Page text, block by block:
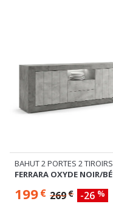
BAHUT 2 PORTES 2 TIROIRS
199€ 269€ -26 %